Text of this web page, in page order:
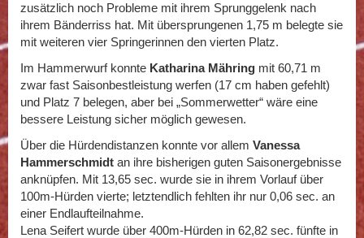
zusätzlich noch Probleme mit ihrem Sprunggelenk nach
ihrem Bänderriss hat. Mit übersprungenen 1,75 m belegte sie
mit weiteren vier Springerinnen den vierten Platz.
Im Hammerwurf konnte Katharina Mähring mit 60,71 m
zwar fast Saisonbestleistung werfen (17 cm haben gefehlt)
und Platz 7 belegen, aber bei „Sommerwetter“ wäre eine
bessere Leistung sicher möglich gewesen.
Über die Hürdendistanzen konnte vor allem Vanessa
Hammerschmidt an ihre bisherigen guten Saisonergebnisse
anknüpfen. Mit 13,65 sec. wurde sie in ihrem Vorlauf über
100m-Hürden vierte; letztendlich fehlten ihr nur 0,06 sec. an
einer Endlaufteilnahme.
Lena Seifert wurde über 400m-Hürden in 62,82 sec. fünfte in